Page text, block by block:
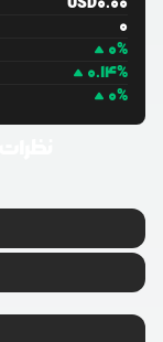
0
0%
0.14%
0%